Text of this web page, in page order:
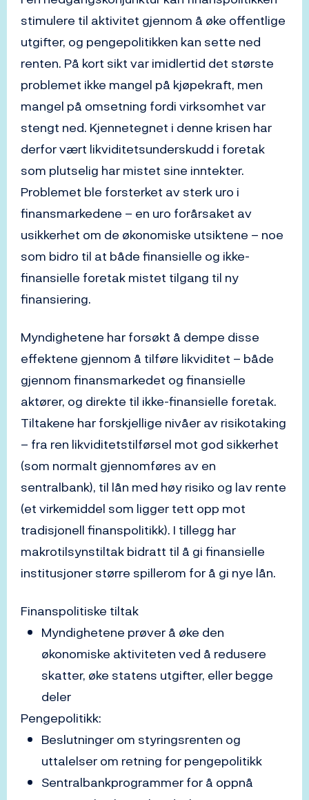
stimulere til aktivitet gjennom å øke offentlige
utgifter, og pengepolitikken kan sette ned
renten. På kort sikt var imidlertid det største
problemet ikke mangel på kjøpekraft, men
mangel på omsetning fordi virksomhet var
stengt ned. Kjennetegnet i denne krisen har
derfor vært likviditetsunderskudd i foretak
som plutselig har mistet sine inntekter.
Problemet ble forsterket av sterk uro i
finansmarkedene – en uro forårsaket av
usikkerhet om de økonomiske utsiktene – noe
som bidro til at både finansielle og ikke-
finansielle foretak mistet tilgang til ny
finansiering.
Myndighetene har forsøkt å dempe disse
effektene gjennom å tilføre likviditet – både
gjennom finansmarkedet og finansielle
aktører, og direkte til ikke-finansielle foretak.
Tiltakene har forskjellige nivåer av risikotaking
– fra ren likviditetstilførsel mot god sikkerhet
(som normalt gjennomføres av en
sentralbank), til lån med høy risiko og lav rente
(et virkemiddel som ligger tett opp mot
tradisjonell finanspolitikk). I tillegg har
makrotilsynstiltak bidratt til å gi finansielle
institusjoner større spillerom for å gi nye lån.
Finanspolitiske tiltak
Myndighetene prøver å øke den
økonomiske aktiviteten ved å redusere
skatter, øke statens utgifter, eller begge
deler
Pengepolitikk:
Beslutninger om styringsrenten og
uttalelser om retning for pengepolitikk
Sentralbankprogrammer for å oppnå